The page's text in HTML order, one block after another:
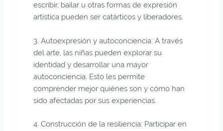
escribir, bailar u otras formas de expresión
artística pueden ser catárticos y liberadores.
3. Autoexpresión y autoconciencia: A través
del arte, las niñas pueden explorar su
identidad y desarrollar una mayor
autoconciencia. Esto les permite
comprender mejor quiénes son y cómo han
sido afectadas por sus experiencias.
4. Construcción de la resiliencia: Participar en